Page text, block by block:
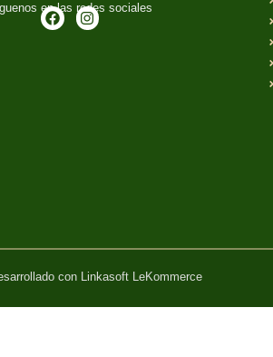
en las redes sociales
con Linkasoft LeKommerce